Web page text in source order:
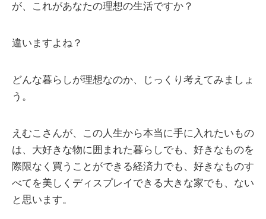
が、これがあなたの理想の生活ですか？
違いますよね？
どんな暮らしが理想なのか、じっくり考えてみましょ
う。
えむこさんが、この人生から本当に手に入れたいもの
は、大好きな物に囲まれた暮らしでも、好きなものを
際限なく買うことができる経済力でも、好きなものす
べてを美しくディスプレイできる大きな家でも、ない
と思います。